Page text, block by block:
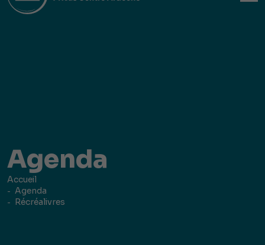
Agenda
Accueil
Agenda
Récréalivres